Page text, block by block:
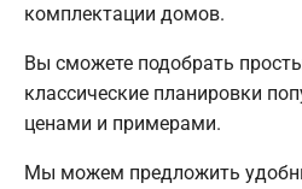
комплектации домов.
Вы сможете подобрать
классические планировки
ценами и примерами.
Мы можем предложить